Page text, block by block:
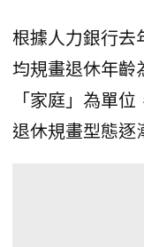
根據人力銀行去
均規畫退休年齡
「家庭」為單
退休規畫型態逐